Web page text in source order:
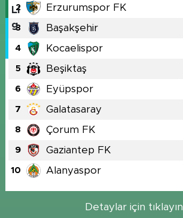
2 Erzurumspor FK
3 Başakşehir
4 Kocaelispor
5 Beşiktaş
6 Eyüpspor
7 Galatasaray
8 Çorum FK
9 Gaziantep FK
10 Alanyaspor
Detaylar için tıklayın